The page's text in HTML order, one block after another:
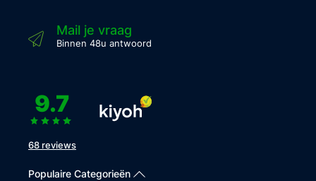
Mail je vraag
Binnen 48u antwoord
9.7
68 reviews
Populaire Categorieën